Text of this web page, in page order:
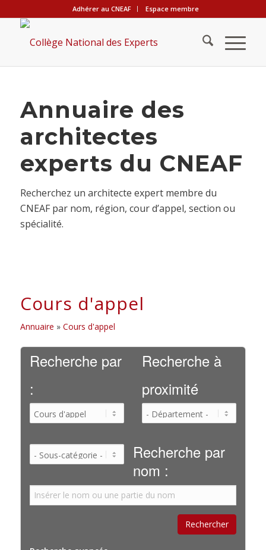
Adhérer au CNEAF Espace membre
Annuaire des
architectes
experts du CNEAF
Recherchez un architecte expert membre du
CNEAF par nom, région, cour d’appel, section ou
spécialité.
Cours d'appel
Annuaire » Cours d'appel
Recherche par
:
Recherche à
proximité
Recherche par
nom :